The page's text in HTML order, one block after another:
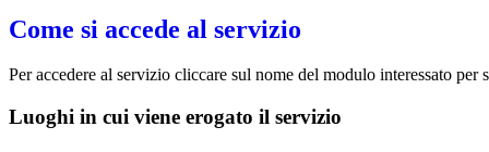
Come si accede al servizio
Per accedere al servizio cliccare sul nome del modulo interessato per
Luoghi in cui viene erogato il servizio